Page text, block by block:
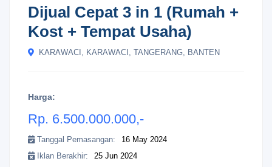
Dijual Cepat 3 in 1 (Rumah +
Kost + Tempat Usaha)
KARAWACI, KARAWACI, TANGERANG, BANTEN
Harga:
Rp. 6.500.000.000,-
Tanggal Pemasangan:
16 May 2024
Iklan Berakhir:
25 Jun 2024